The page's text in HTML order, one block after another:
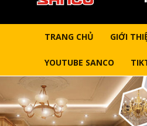
TRANG CHỦ GIỚI
YOUTUBE SANCO